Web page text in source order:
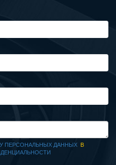
ПЕРСОНАЛЬНЫХ ДАННЫХ В